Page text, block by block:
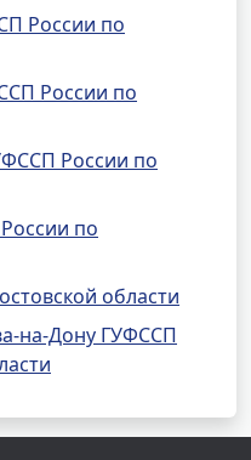
России по
России по
России по
по
области
на-Дону ГУФССП